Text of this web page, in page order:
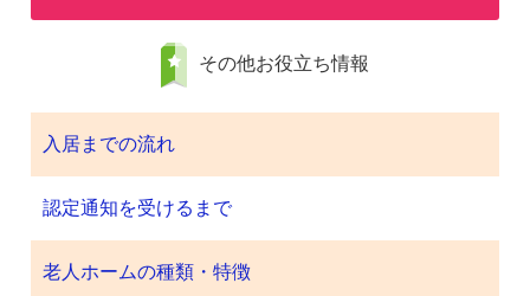
その他お役立ち情報
入居までの流れ
認定通知を受けるまで
老人ホームの種類・特徴